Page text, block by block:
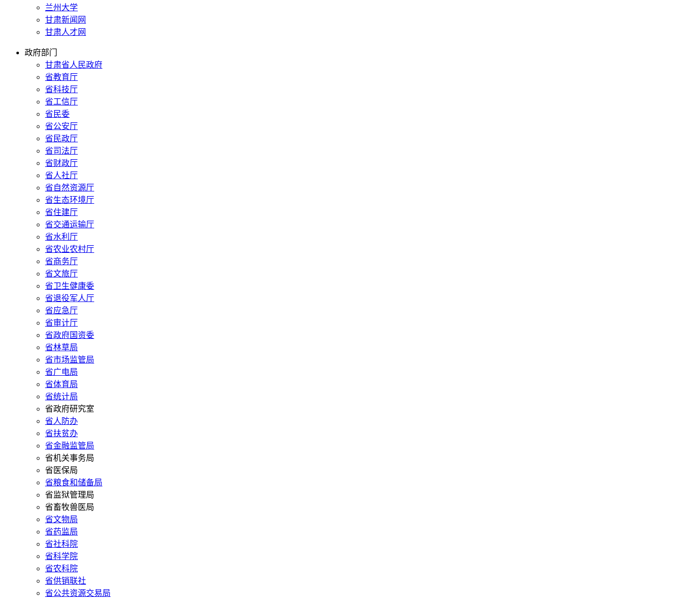
兰州大学
甘肃新闻网
甘肃人才网
政府部门
甘肃省人民政府
省教育厅
省科技厅
省工信厅
省民委
省公安厅
省民政厅
省司法厅
省财政厅
省人社厅
省自然资源厅
省生态环境厅
省住建厅
省交通运输厅
省水利厅
省农业农村厅
省商务厅
省文旅厅
省卫生健康委
省退役军人厅
省应急厅
省审计厅
省政府国资委
省林草局
省市场监管局
省广电局
省体育局
省统计局
省政府研究室
省人防办
省扶贫办
省金融监管局
省机关事务局
省医保局
省粮食和储备局
省监狱管理局
省畜牧兽医局
省文物局
省药监局
省社科院
省科学院
省农科院
省供销联社
省公共资源交易局